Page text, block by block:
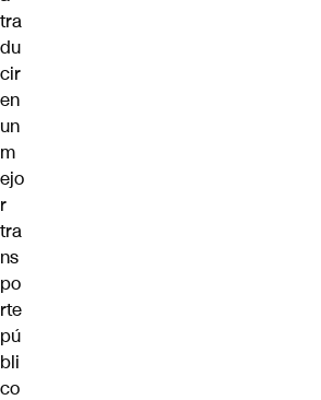
tra
du
cir
en
un
m
ejo
r
tra
ns
po
rte
pú
bli
co